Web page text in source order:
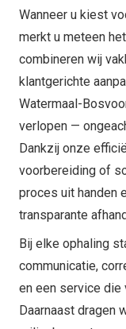
Wanneer u kiest
merkt u meteen
combineren wij
klantgerichte
Watermaal-
verlopen —
Dankzij onze
voorbereiding of
proces uit handen
transparante
Bij elke ophaling
communicatie,
en een service die
Daarnaast dragen